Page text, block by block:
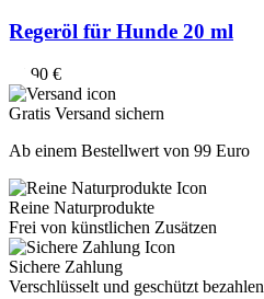
Regeröl für Hunde 20 ml
24,90 €
Gratis Versand sichern
Ab einem Bestellwert von 99 Euro
Reine Naturprodukte
Frei von künstlichen Zusätzen
Sichere Zahlung
Verschlüsselt und geschützt bezahlen